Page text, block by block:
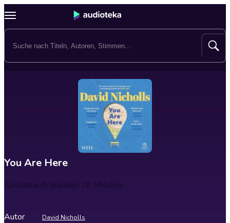
You Are Here
Spieldauer8 Stunden 28 Minuten
Autor David Nicholls